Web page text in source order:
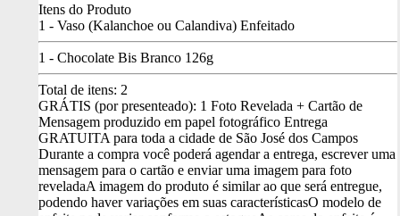
Itens do Produto
1 - Vaso (Kalanchoe ou Calandiva) Enfeitado
1 - Chocolate Bis Branco 126g
Total de itens: 2
GRÁTIS (por presenteado): 1 Foto Revelada + Cartão de
Mensagem produzido em papel fotográfico Entrega
GRATUITA para toda a cidade de São José dos Campos
Durante a compra você poderá agendar a entrega, escrever uma
mensagem para o cartão e enviar uma imagem para foto
reveladaA imagem do produto é similar ao que será entregue,
podendo haver variações em suas característicasO modelo de